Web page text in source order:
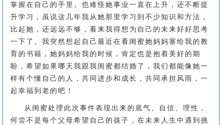
掌握在自己的手里。也难怪她事业一直在上升，还不断提
升学习，虽说这几年我从她那里学习到不少知识和方法，
比起她，还远远不够，看来我得想为自己的未来好好思考
一下了。我突然想起自己最近在看闺蜜她妈妈塞给我的教
育的书籍，她妈妈给我的时候，肯定也是抱着美好的期
盼，希望如果哪天我跟我闺蜜都结婚了，我们都能像她一
样有个懂自己的人，共同进步和成长，共同承担风雨，一
起幸福到老的吧！
从闺蜜处理此次事件表现出来的底气、自信、理性，
何尝不是每个父母希望自己的孩子，在未来人生中遇到挑